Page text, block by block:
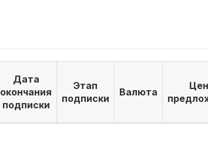
Дата
окончания
подписки
Этап
подписки
Валюта